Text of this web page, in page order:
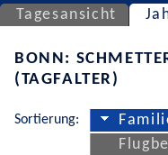
Tagesansicht
BONN:
(TAGFALTER)
Sortierung: